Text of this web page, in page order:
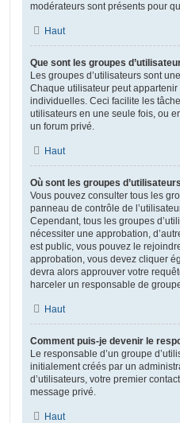
modérateurs sont présents pour
Haut
Que sont les groupes
Les groupes d’utilisateurs sont
Chaque utilisateur peut
individuelles. Ceci facilite les
utilisateurs en une seule fois, ou
un forum privé.
Haut
Où sont les groupes
Vous pouvez consulter tous les
panneau de contrôle de
Cependant, tous les groupes
nécessiter une approbation,
est public, vous pouvez le
approbation, vous devez cliquer
devra alors approuver votre
harceler un responsable de
Haut
Comment puis-je devenir le
Le responsable d’un groupe
initialement créés par un
d’utilisateurs, votre premier
message privé.
Haut